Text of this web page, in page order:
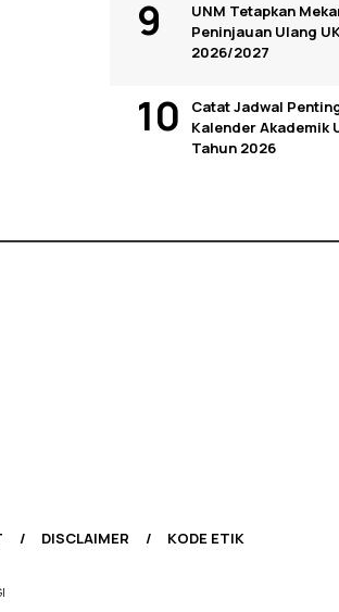
UNM Tetapkan
Peninjauan Ulang
2026/2027
Catat Jadwal
Kalender Akademik
Tahun 2026
DISCLAIMER KODE ETIK